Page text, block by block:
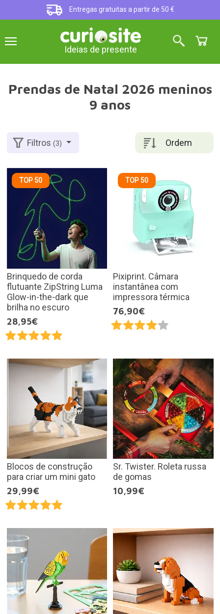
Entregas gratuitas a partir de 50 €
Ideias de presente
Prendas de Natal 2026 meninos
9 anos
Ordem
Filtros(3)
TOP 50
Brinquedo de corda
flutuante ZipString Luma
Glow-in-the-dark que
brilha no escuro
28,95€
TOP 50
Pixiprint. Câmara
instantânea com
impressora térmica
76,90€
Blocos de construção
para criar um mini gato
29,99€
Sr. Twister. Roleta russa
de gomas
10,99€